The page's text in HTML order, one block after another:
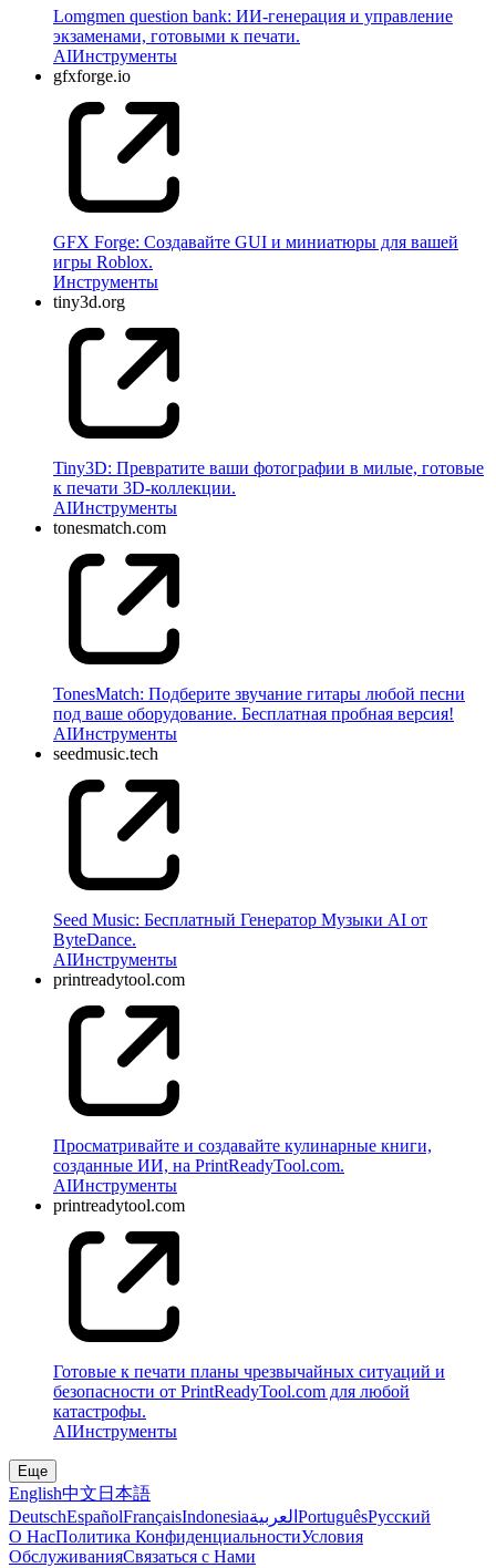
Lomgmen question bank: ИИ-генерация и управление
экзаменами, готовыми к печати.
AIИнструменты
gfxforge.io
GFX Forge: Создавайте GUI и миниатюры для вашей
игры Roblox.
Инструменты
tiny3d.org
Tiny3D: Превратите ваши фотографии в милые, готовые
к печати 3D-коллекции.
AIИнструменты
tonesmatch.com
TonesMatch: Подберите звучание гитары любой песни
под ваше оборудование. Бесплатная пробная версия!
AIИнструменты
seedmusic.tech
Seed Music: Бесплатный Генератор Музыки AI от
ByteDance.
AIИнструменты
printreadytool.com
Просматривайте и создавайте кулинарные книги,
созданные ИИ, на PrintReadyTool.com.
AIИнструменты
printreadytool.com
Готовые к печати планы чрезвычайных ситуаций и
безопасности от PrintReadyTool.com для любой
катастрофы.
AIИнструменты
Еще
English中文 日本語
DeutschEspañolFrançaisIndonesiaالعربية PortuguêsPусский
О НасПолитика КонфиденциальностиУсловия
ОбслуживанияСвязаться с Нами